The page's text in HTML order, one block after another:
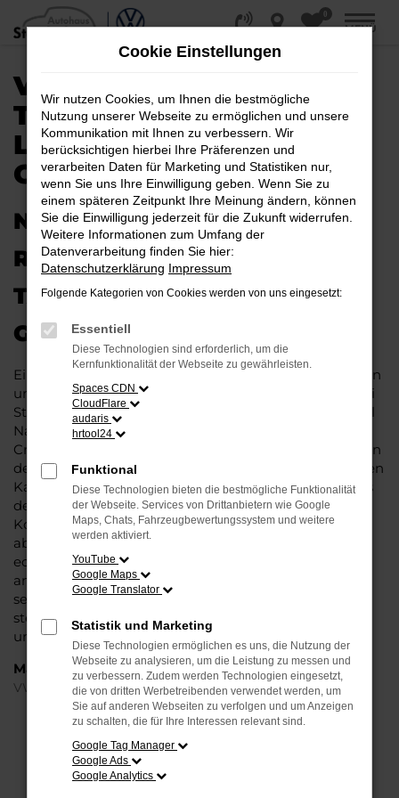
Zum
Hauptinhalt
0
MENÜ
VW T-CROSS
TAGESZULASSUNG |
LIEFERSERVICE NACH
GÜTERSLOH
NEUES FAHRZEUG MIT VIEL
RABATT: IHRE VW T-CROSS
TAGESZULASSUNG FÜR
GÜTERSLOH
Ein Neuwagen muss nicht teuer sein. Unser Kundinnen
und Kunden aus Gütersloh und anderswo erhalten bei
Steinböhmer eine VW T-Cross Tageszulassung mit viel
Nachlass und ohne Abstriche bei der Qualität. VW T-
Cross Tageszulassung: das klingt wie ein Trick und ist in
der Tat ein kleiner Kunstgriff, mit dem Autohändler den
Kauf zu günstigeren Preisen möglich machen. Seitens
der Automobilhersteller werden stets nur enge
Korridore für die Preissetzung bei Neuwagen
abgesteckt. Eine VW T-Cross Tageszulassung ist ein
echter Neuwagen, der für einen Tag in Gütersloh oder
anderswo zugelassen wurde. Dabei versteht sich von
selbst, dass der Kilometerstand bei Null komma Null
steht und Sie nach dem Kauf die erste Fahrt
unternehmen können.
Marken
VW
FEHLER: NETWORK ERROR
Beim Laden ist ein Fehler aufgetreten.
Cookie Einstellungen
Wir nutzen Cookies, um Ihnen die bestmögliche
Nutzung unserer Webseite zu ermöglichen und unsere
Kommunikation mit Ihnen zu verbessern. Wir
berücksichtigen hierbei Ihre Präferenzen und
verarbeiten Daten für Marketing und Statistiken nur,
wenn Sie uns Ihre Einwilligung geben. Wenn Sie zu
einem späteren Zeitpunkt Ihre Meinung ändern, können
Sie die Einwilligung jederzeit für die Zukunft widerrufen.
Weitere Informationen zum Umfang der
Datenverarbeitung finden Sie hier:
Datenschutzerklärung Impressum
Folgende Kategorien von Cookies werden von uns eingesetzt:
Essentiell
Diese Technologien sind erforderlich, um die
Kernfunktionalität der Webseite zu gewährleisten.
Spaces CDN
CloudFlare
audaris
hrtool24
Funktional
Diese Technologien bieten die bestmögliche Funktionalität
der Webseite. Services von Drittanbietern wie Google
Maps, Chats, Fahrzeugbewertungssystem und weitere
werden aktiviert.
YouTube
Google Maps
Google Translator
Statistik und Marketing
Diese Technologien ermöglichen es uns, die Nutzung der
Webseite zu analysieren, um die Leistung zu messen und
zu verbessern. Zudem werden Technologien eingesetzt,
die von dritten Werbetreibenden verwendet werden, um
Sie auf anderen Webseiten zu verfolgen und um Anzeigen
zu schalten, die für Ihre Interessen relevant sind.
Google Tag Manager
Google Ads
Google Analytics